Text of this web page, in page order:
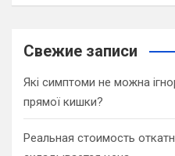
a
c
Свежие записи
Які симптоми не можна
прямої кишки?
Реальная стоимость